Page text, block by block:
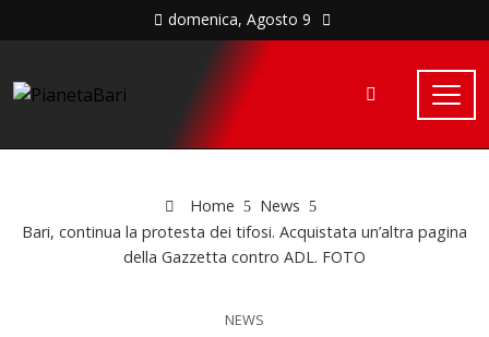
domenica, Agosto 9
Home
News
Bari, continua la protesta dei tifosi. Acquistata un’altra pagina
della Gazzetta contro ADL. FOTO
NEWS